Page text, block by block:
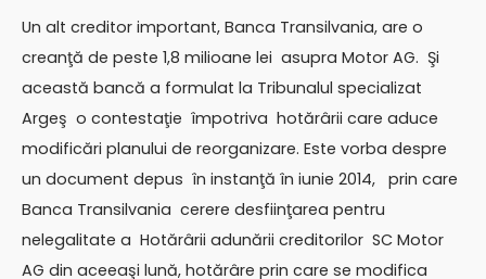
Un alt creditor important, Banca Transilvania, are o
creanţă de peste 1,8 milioane lei asupra Motor AG. Şi
această bancă a formulat la Tribunalul specializat
Argeş o contestaţie împotriva hotărârii care aduce
modificări planului de reorganizare. Este vorba despre
un document depus în instanţă în iunie 2014, prin care
Banca Transilvania cerere desfiinţarea pentru
nelegalitate a Hotărârii adunării creditorilor SC Motor
AG din aceeaşi lună, hotărâre prin care se modifica